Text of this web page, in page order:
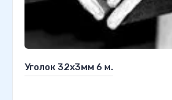
Уголок 32х3мм 6 м.